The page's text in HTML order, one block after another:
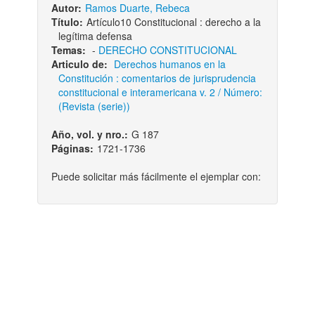
Autor: Ramos Duarte, Rebeca
Título: Artículo10 Constitucional : derecho a la
legítima defensa
Temas: - DERECHO CONSTITUCIONAL
Articulo de: Derechos humanos en la
Constitución : comentarios de jurisprudencia
constitucional e interamericana v. 2 / Número:
(Revista (serie))
Año, vol. y nro.: G 187
Páginas: 1721-1736
Puede solicitar más fácilmente el ejemplar con: